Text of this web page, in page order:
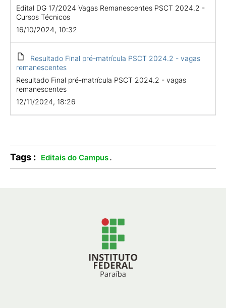
Edital DG 17/2024 Vagas Remanescentes PSCT 2024.2 -
Cursos Técnicos
16/10/2024, 10:32
Resultado Final pré-matrícula PSCT 2024.2 - vagas
remanescentes
Resultado Final pré-matrícula PSCT 2024.2 - vagas
remanescentes
12/11/2024, 18:26
Tags : Editais do Campus.